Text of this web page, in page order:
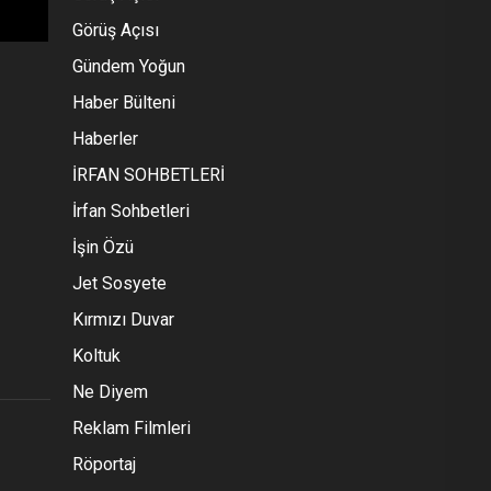
Görüş Açısı
Gündem Yoğun
Haber Bülteni
Haberler
İRFAN SOHBETLERİ
İrfan Sohbetleri
İşin Özü
Jet Sosyete
Kırmızı Duvar
Koltuk
Ne Diyem
Reklam Filmleri
Röportaj